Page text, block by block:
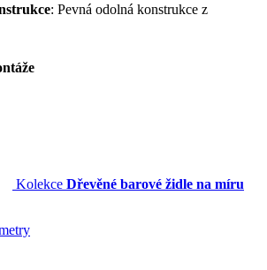
: Pevná odolná konstrukce z
Kolekce Dřevěné barové židle na míru